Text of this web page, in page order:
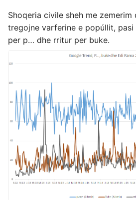
Shoqeria civile sheh me
tregojne varferine e popúllit, pasi
per p… dhe rritur per buke.